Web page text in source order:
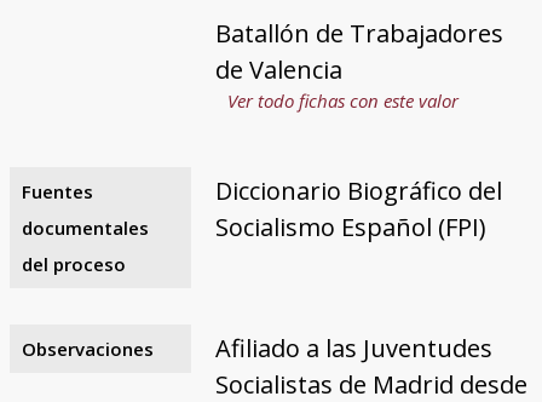
Batallón de Trabajadores
de Valencia
Ver todo fichas con este valor
Fuentes
documentales
del proceso
Diccionario Biográfico del
Socialismo Español (FPI)
Observaciones
Afiliado a las Juventudes
Socialistas de Madrid desde